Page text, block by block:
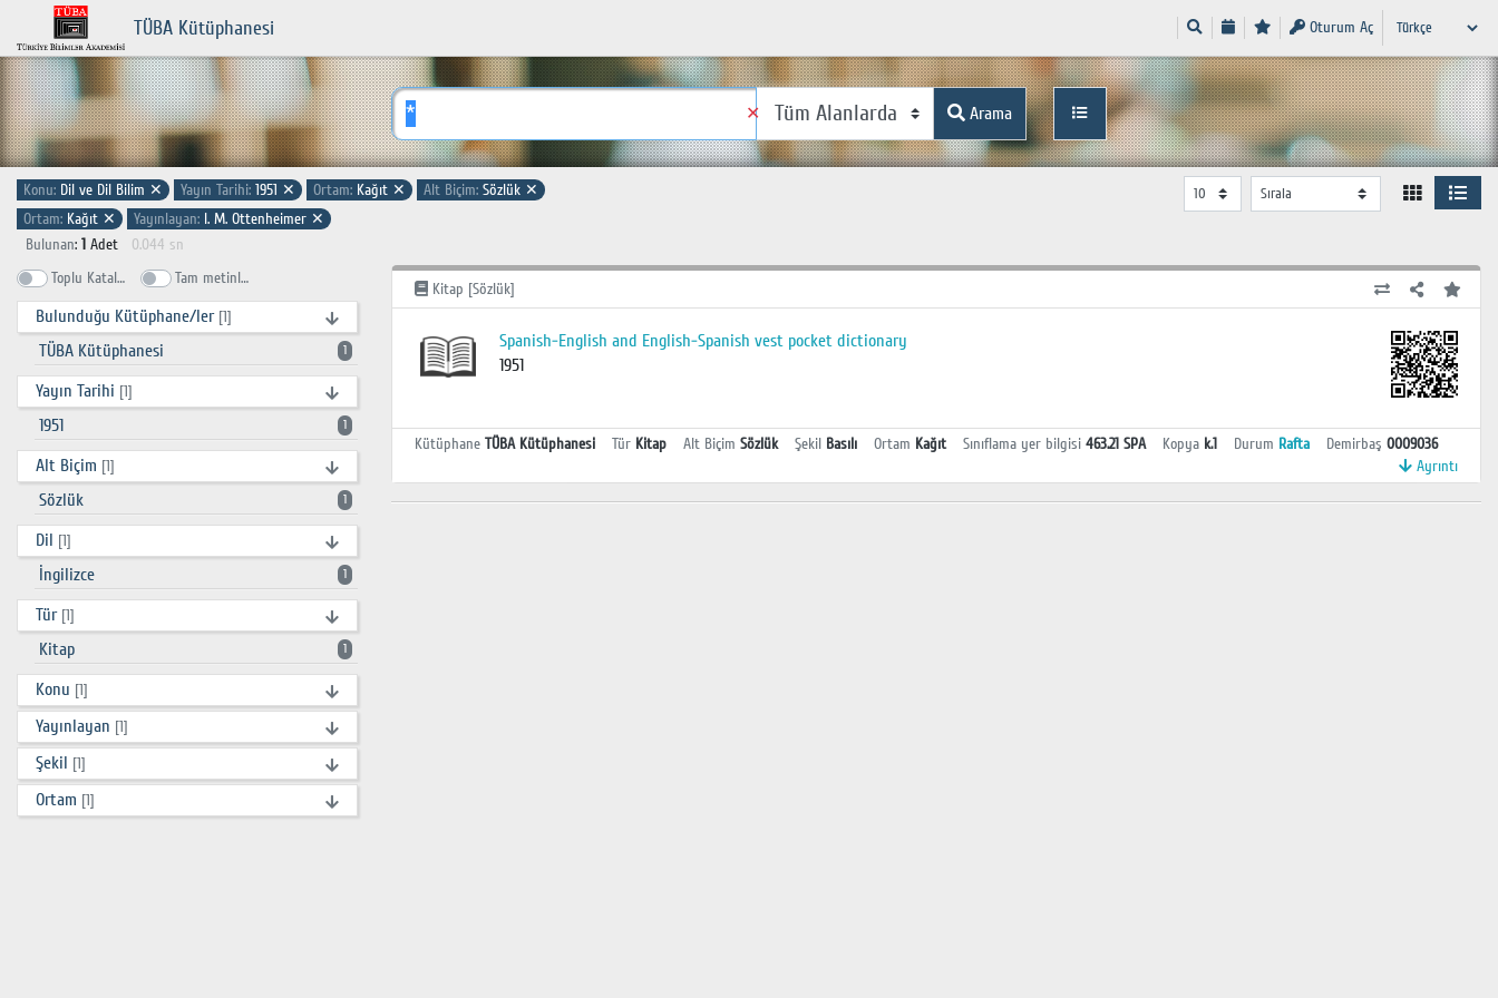
TÜBA Kütüphanesi Oturum Aç
✕ Arama
Konu: Dil ve Dil Bilim ✕ Yayın Tarihi: 1951 ✕ Ortam: Kağıt ✕ Alt Biçim: Sözlük ✕
Ortam: Kağıt ✕ Yayınlayan: I. M. Ottenheimer ✕
Bulunan: 1 Adet
0.044 sn
Toplu Katalog
Tam metinlerde ara
Bulunduğu Kütüphane/ler [1]
TÜBA Kütüphanesi 1
Yayın Tarihi [1]
1951 1
Alt Biçim [1]
Sözlük 1
Dil [1]
İngilizce 1
Tür [1]
Kitap 1
Konu [1]
Yayınlayan [1]
Şekil [1]
Ortam [1]
Kitap [Sözlük]
Spanish-English and English-Spanish vest pocket dictionary
1951
Kütüphane TÜBA Kütüphanesi Tür Kitap Alt Biçim Sözlük Şekil Basılı Ortam Kağıt Sınıflama yer bilgisi 463.21 SPA Kopya k.1 Durum Rafta Demirbaş 0009036
Ayrıntı